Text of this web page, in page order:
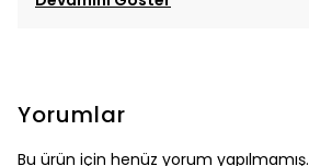
Yorumlar
Bu ürün için henüz yorum yapılmamış.